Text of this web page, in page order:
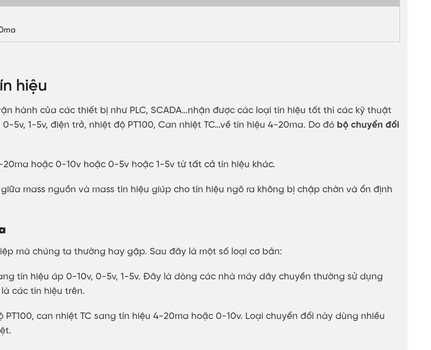
hiệu
hành của các thiết bị như PLC, SCADA…nhận được các loại tín hiệu tốt thì các kỹ thuật
5v, 1-5v, điện trở, nhiệt độ PT100, Can nhiệt TC…về tín hiệu 4-20ma. Do đó bộ chuyển đổi
hoặc 0-10v hoặc 0-5v hoặc 1-5v từ tất cả tín hiệu khác.
mass nguồn và mass tín hiệu giúp cho tín hiệu ngõ ra không bị chập chờn và ổn định
mà chúng ta thường hay gặp. Sau đây là một số loại cơ bản:
tín hiệu áp 0-10v, 0-5v, 1-5v. Đây là dòng các nhà máy dây chuyền thường sử dụng
các tín hiệu trên.
can nhiệt TC sang tín hiệu 4-20ma hoặc 0-10v. Loại chuyển đổi này dùng nhiều